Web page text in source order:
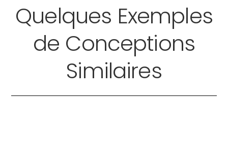
Quelques Exemples
de Conceptions
Similaires